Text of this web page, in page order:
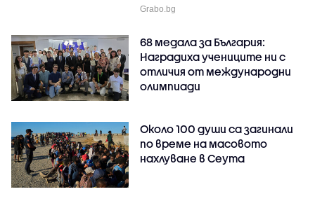
Grabo.bg
68 медала за България:
Наградиха учениците ни с
отличия от международни
олимпиади
Около 100 души са загинали
по време на масовото
нахлуване в Сеута